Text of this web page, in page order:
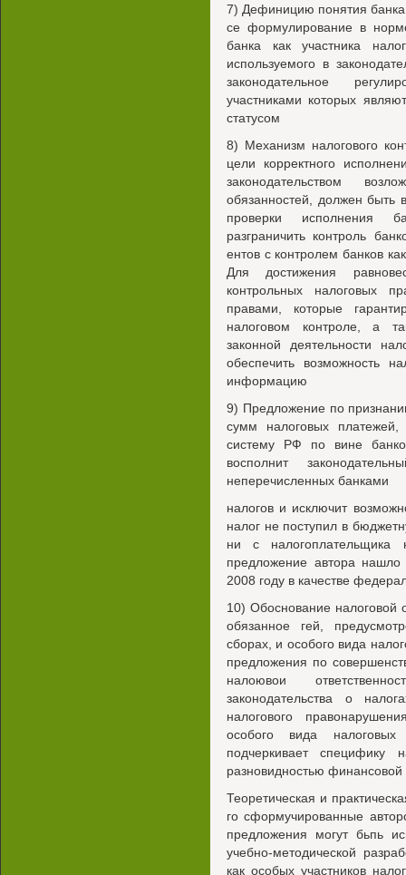
7) Дефиницию понятия банка
се формулирование в
банка как участника
используемого в
законодательное
участниками которых
статусом
8) Механизм налогового
цели корректного
законодательством
обязанностей, должен
проверки исполнения
разграничить контроль
ентов с контролем банков
Для достижения
контрольных налоговых
правами, которые
налоговом контроле, а
законной деятельности
обеспечить возможность
информацию
9) Предложение по
сумм налоговых
систему РФ по вине
восполнит
неперечисленных банками
налогов и исключит
налог не поступил в
ни с налогоплательщика
предложение автора нашло
2008 году в качестве
10) Обоснование налоговой
обязанное гей,
сборах, и особого вида
предложения по
налоювои
законодательства о
налогового
особого вида
подчеркивает специфику
разновидностью финансовой
Теоретическая и
го сформучированные
предложения могут бьпь
учебно-методической
как особых участников